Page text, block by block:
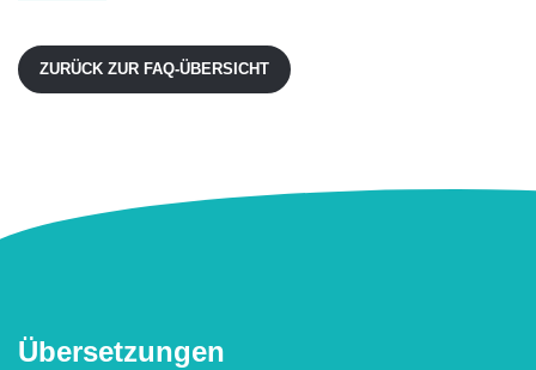
ZURÜCK ZUR FAQ-ÜBERSICHT
Überset­zungen